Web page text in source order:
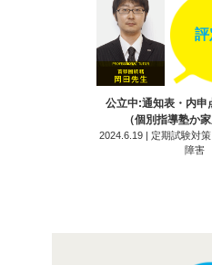
公立中:通知表・内申
（個別指導塾か
2024.6.19 | 定期試験対
障害